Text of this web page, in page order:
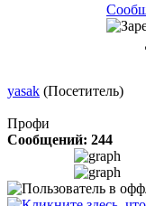
yasak (Посетитель)
Профи
Сообщений: 244